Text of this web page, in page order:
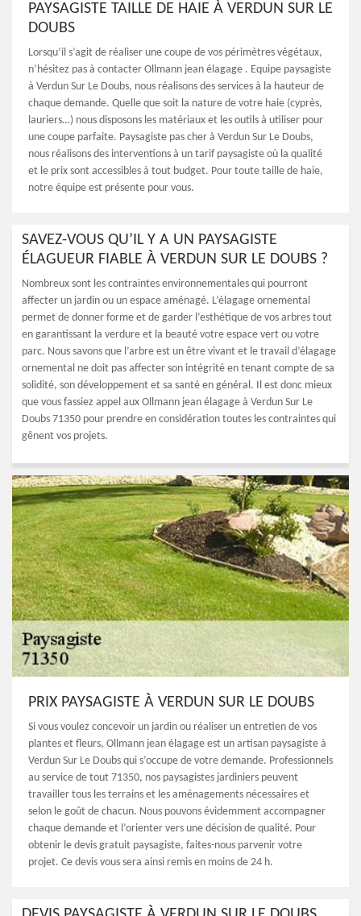
PAYSAGISTE TAILLE DE HAIE À VERDUN SUR LE
DOUBS
Lorsqu’il s’agit de réaliser une coupe de vos périmètres végétaux,
n’hésitez pas à contacter Ollmann jean élagage . Equipe paysagiste
à Verdun Sur Le Doubs, nous réalisons des services à la hauteur de
chaque demande. Quelle que soit la nature de votre haie (cyprès,
lauriers…) nous disposons les matériaux et les outils à utiliser pour
une coupe parfaite. Paysagiste pas cher à Verdun Sur Le Doubs,
nous réalisons des interventions à un tarif paysagiste où la qualité
et le prix sont accessibles à tout budget. Pour toute taille de haie,
notre équipe est présente pour vous.
SAVEZ-VOUS QU’IL Y A UN PAYSAGISTE
ÉLAGUEUR FIABLE À VERDUN SUR LE DOUBS ?
Nombreux sont les contraintes environnementales qui pourront
affecter un jardin ou un espace aménagé. L’élagage ornemental
permet de donner forme et de garder l’esthétique de vos arbres tout
en garantissant la verdure et la beauté votre espace vert ou votre
parc. Nous savons que l’arbre est un être vivant et le travail d’élagage
ornemental ne doit pas affecter son intégrité en tenant compte de sa
solidité, son développement et sa santé en général. Il est donc mieux
que vous fassiez appel aux Ollmann jean élagage à Verdun Sur Le
Doubs 71350 pour prendre en considération toutes les contraintes qui
gênent vos projets.
PRIX PAYSAGISTE À VERDUN SUR LE DOUBS
Si vous voulez concevoir un jardin ou réaliser un entretien de vos
plantes et fleurs, Ollmann jean élagage est un artisan paysagiste à
Verdun Sur Le Doubs qui s’occupe de votre demande. Professionnels
au service de tout 71350, nos paysagistes jardiniers peuvent
travailler tous les terrains et les aménagements nécessaires et
selon le goût de chacun. Nous pouvons évidemment accompagner
chaque demande et l’orienter vers une décision de qualité. Pour
obtenir le devis gratuit paysagiste, faites-nous parvenir votre
projet. Ce devis vous sera ainsi remis en moins de 24 h.